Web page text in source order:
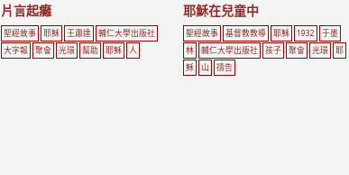
片言起癱
聖經故事 耶穌 王肅達
輔仁大學出版社
大字報
聚會 光環 幫助 耶穌 人
耶穌在兒童中
聖經故事 基督教教導 耶穌 1932
于墨
林
輔仁大學出版社 孩子 聚會 光環
耶
穌
山 禱告